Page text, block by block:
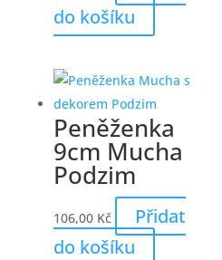
do košíku
Peněženka
9cm Mucha
Podzim
106,00 Kč
Přidat
do košíku